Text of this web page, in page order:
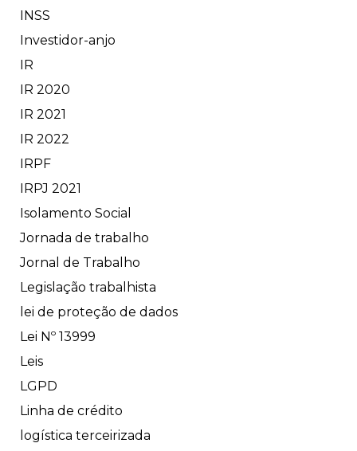
INSS
Investidor-anjo
IR
IR 2020
IR 2021
IR 2022
IRPF
IRPJ 2021
Isolamento Social
Jornada de trabalho
Jornal de Trabalho
Legislação trabalhista
lei de proteção de dados
Lei Nº 13999
Leis
LGPD
Linha de crédito
logística terceirizada